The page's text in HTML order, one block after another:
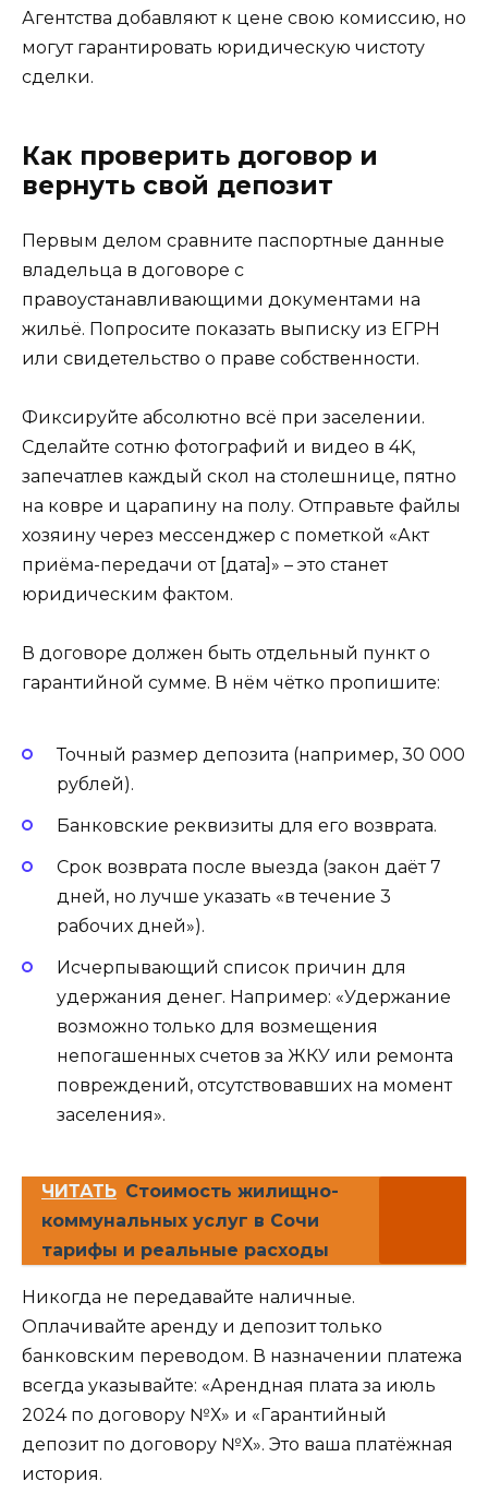
Агентства добавляют к цене свою комиссию, но
могут гарантировать юридическую чистоту
сделки.
Как проверить договор и
вернуть свой депозит
Первым делом сравните паспортные данные
владельца в договоре с
правоустанавливающими документами на
жильё. Попросите показать выписку из ЕГРН
или свидетельство о праве собственности.
Фиксируйте абсолютно всё при заселении.
Сделайте сотню фотографий и видео в 4K,
запечатлев каждый скол на столешнице, пятно
на ковре и царапину на полу. Отправьте файлы
хозяину через мессенджер с пометкой «Акт
приёма-передачи от [дата]» – это станет
юридическим фактом.
В договоре должен быть отдельный пункт о
гарантийной сумме. В нём чётко пропишите:
Точный размер депозита (например, 30 000
рублей).
Банковские реквизиты для его возврата.
Срок возврата после выезда (закон даёт 7
дней, но лучше указать «в течение 3
рабочих дней»).
Исчерпывающий список причин для
удержания денег. Например: «Удержание
возможно только для возмещения
непогашенных счетов за ЖКУ или ремонта
повреждений, отсутствовавших на момент
заселения».
ЧИТАТЬ Стоимость жилищно-
коммунальных услуг в Сочи
тарифы и реальные расходы
Никогда не передавайте наличные.
Оплачивайте аренду и депозит только
банковским переводом. В назначении платежа
всегда указывайте: «Арендная плата за июль
2024 по договору №Х» и «Гарантийный
депозит по договору №Х». Это ваша платёжная
история.